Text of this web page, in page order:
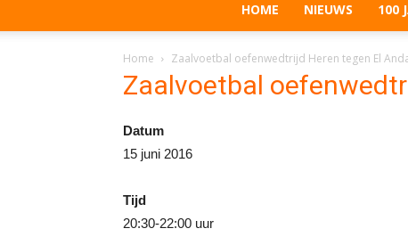
HOME NIEUWS 100
Home Zaalvoetbal oefenwedtrijd Heren tegen El
Zaalvoetbal
Datum
15 juni 2016
Tijd
20:30-22:00 uur